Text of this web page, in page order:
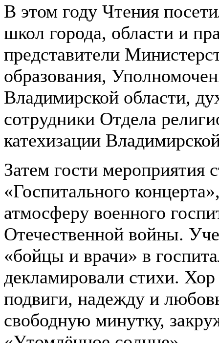
В этом году Чтения
школ города, области и
представители
образования,
Владимирской области,
сотрудники Отдела
катехизации
Затем гости мероприятия
«Госпитального
атмосферу военного
Отечественной войны.
«бойцы и врачи» в
декламировали стихи.
подвиги, надежду и
свободную минутку,